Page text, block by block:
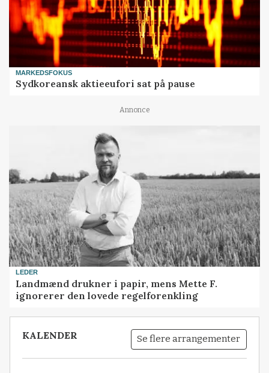
MARKEDSFOKUS
Sydkoreansk aktieeufori sat på pause
Annonce
LEDER
Landmænd drukner i papir, mens Mette F.
ignorerer den lovede regelforenkling
KALENDER Se flere arrangementer